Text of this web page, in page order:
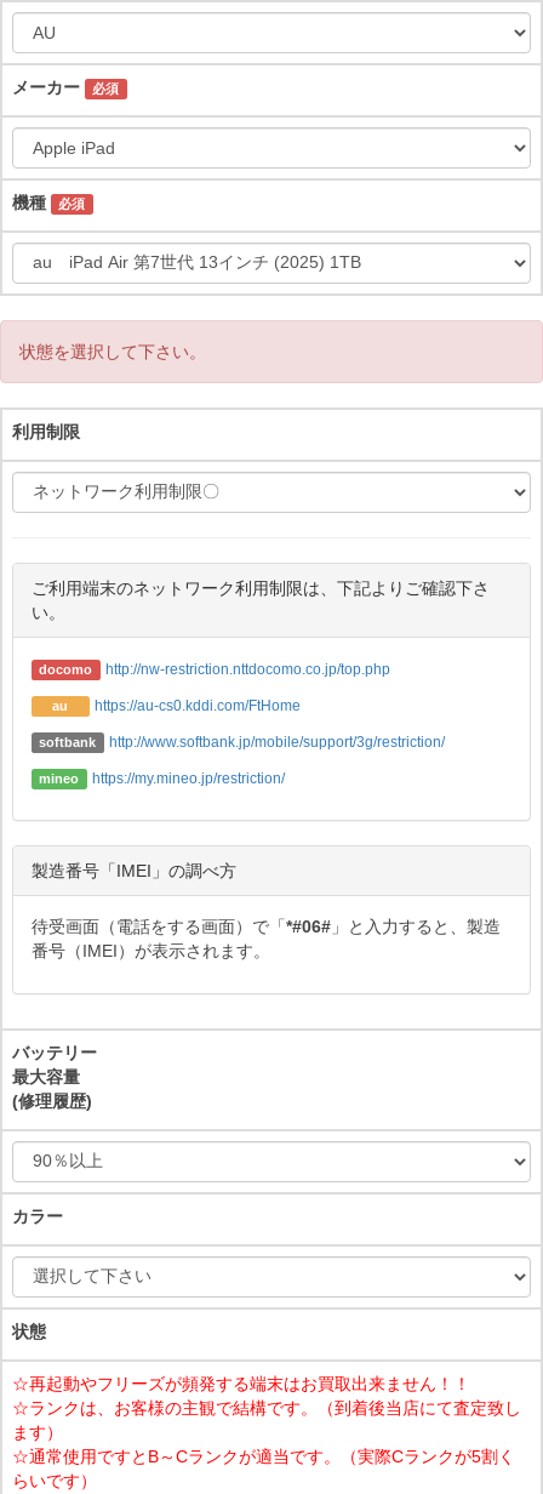
メーカー 必須
機種 必須
状態を選択して下さい。
利用制限
ご利用端末のネットワーク利用制限は、下記よりご確認下さ
い。
docomo http://nw-restriction.nttdocomo.co.jp/top.php
au https://au-cs0.kddi.com/FtHome
softbank http://www.softbank.jp/mobile/support/3g/restriction/
mineo https://my.mineo.jp/restriction/
製造番号「IMEI」の調べ方
待受画面（電話をする画面）で「*#06# 」と入力すると、製造
番号（IMEI）が表示されます。
バッテリー
最大容量
(修理履歴)
カラー
状態
☆再起動やフリーズが頻発する端末はお買取出来ません！！
☆ランクは、お客様の主観で結構です。（到着後当店にて査定致し
ます）
☆通常使用ですとB～Cランクが適当です。（実際Cランクが5割く
らいです）